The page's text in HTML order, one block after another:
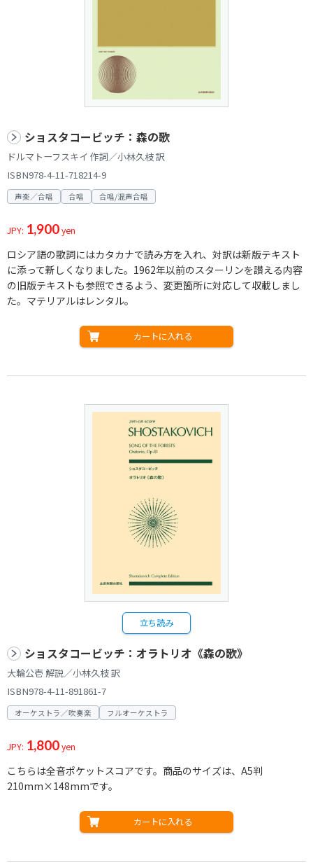
ショスタコービッチ：森の歌
ドルマトーフスキイ 作詞／小林久枝 訳
ISBN978-4-11-718214-9
声楽／合唱 合唱 合唱/混声合唱
JPY: 1,900yen
ロシア語の歌詞にはカタカナで読み方を入れ、対訳は新版テキスト
に添って新しくなりました。1962年以前のスターリンを讃える内容
の旧版テキストも参照できるよう、変更箇所に対応して収載しまし
た。マテリアルはレンタル。
カートに入れる
立ち読み
ショスタコービッチ：オラトリオ《森の歌》
大輪公壱 解説／小林久枝 訳
ISBN978-4-11-891861-7
オーケストラ／吹奏楽 フルオーケストラ
JPY: 1,800yen
こちらは全音ポケットスコアです。商品のサイズは、A5判
210mm×148mmです。
カートに入れる